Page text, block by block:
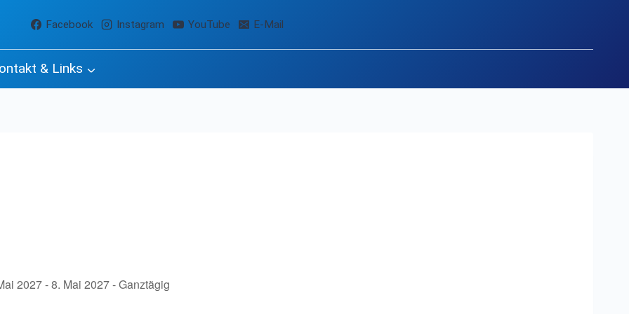
Facebook Instagram YouTube E-Mail
& Links
2027 - 8. Mai 2027 - Ganztägig